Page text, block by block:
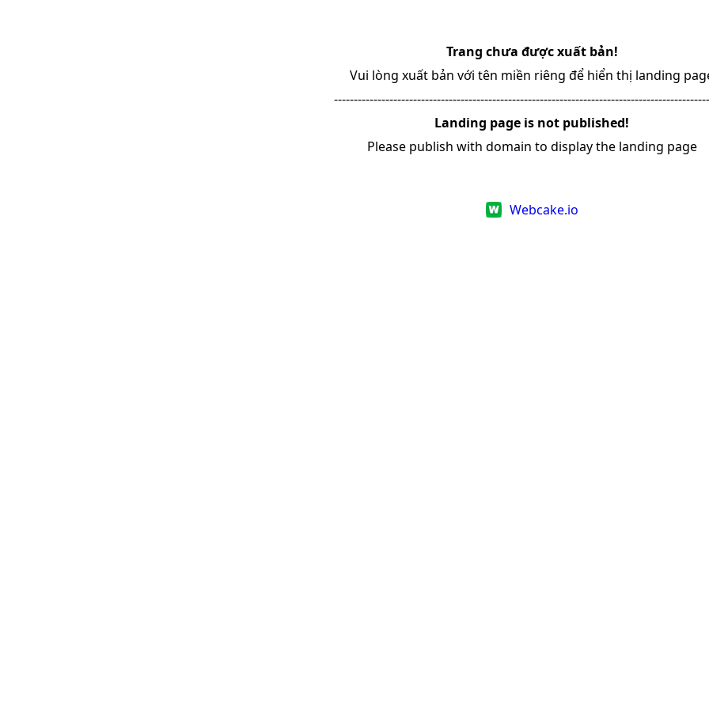
Trang chưa được xuất bản!
Vui lòng xuất bản với tên miền riêng để hiển thị landing
Landing page is not published!
Please publish with domain to display the landing page
Webcake.io